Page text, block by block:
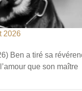
2026
Ben a tiré sa
que son maître